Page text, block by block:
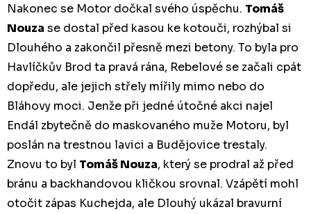
Nakonec se Motor dočkal svého úspěchu. Tomáš
Nouza se dostal před kasou ke kotouči, rozhýbal si
Dlouhého a zakončil přesně mezi betony. To byla pro
Havlíčkův Brod ta pravá rána, Rebelové se začali cpát
dopředu, ale jejich střely mířily mimo nebo do
Bláhovy moci. Jenže při jedné útočné akci najel
Endál zbytečně do maskovaného muže Motoru, byl
poslán na trestnou lavici a Budějovice trestaly.
Znovu to byl Tomáš Nouza, který se prodral až před
bránu a backhandovou kličkou srovnal. Vzápětí mohl
otočit zápas Kuchejda, ale Dlouhý ukázal bravurní